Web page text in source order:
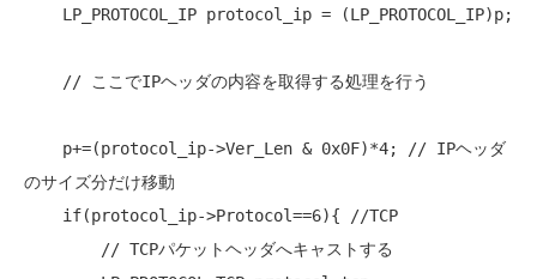
// ここでIPヘッダの内容を取得する処理を行う
    p+=(protocol_ip->Ver_Len & 0x0F)*4;
// IPヘッダ
のサイズ分だけ移動
if(protocol_ip->Protocol==6){ //TCP
// TCPパケットヘッダへキャストする